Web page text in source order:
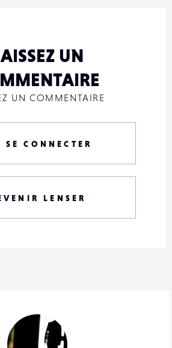
UN
UN COMMENTAIRE
SE CONNECTER
LENSER